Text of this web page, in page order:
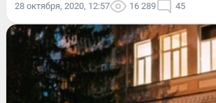
28 октября, 2020, 12:57 16 289 45